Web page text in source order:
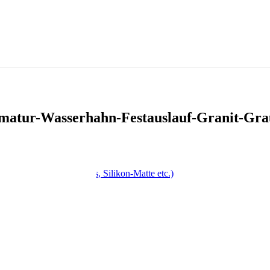
Drehspieß, Antihaft-Fass, Silikon-Matte etc.)
Wasserhahn-Festauslauf-Granit-